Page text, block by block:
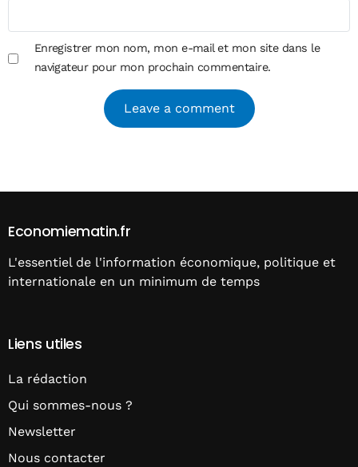
Enregistrer mon nom, mon e-mail et mon site dans le
navigateur pour mon prochain commentaire.
Economiematin.fr
L'essentiel de l'information économique, politique et
internationale en un minimum de temps
Liens utiles
La rédaction
Qui sommes-nous ?
Newsletter
Nous contacter